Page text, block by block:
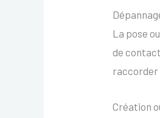
La pose
de
raccorder
Création